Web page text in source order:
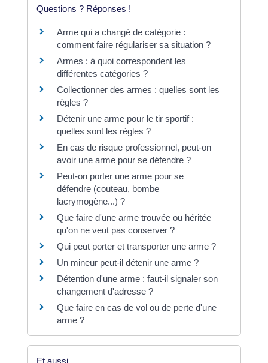
Questions ? Réponses !
Arme qui a changé de catégorie :
comment faire régulariser sa situation ?
Armes : à quoi correspondent les
différentes catégories ?
Collectionner des armes : quelles sont les
règles ?
Détenir une arme pour le tir sportif :
quelles sont les règles ?
En cas de risque professionnel, peut-on
avoir une arme pour se défendre ?
Peut-on porter une arme pour se
défendre (couteau, bombe
lacrymogène...) ?
Que faire d'une arme trouvée ou héritée
qu'on ne veut pas conserver ?
Qui peut porter et transporter une arme ?
Un mineur peut-il détenir une arme ?
Détention d'une arme : faut-il signaler son
changement d'adresse ?
Que faire en cas de vol ou de perte d'une
arme ?
Et aussi